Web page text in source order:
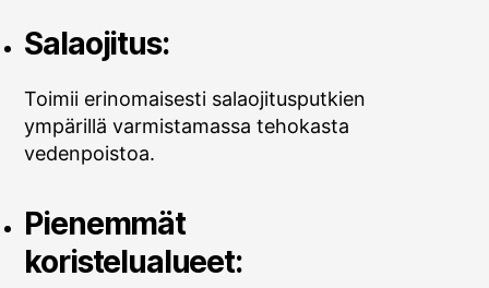
Salaojitus:
Toimii erinomaisesti salaojitusputkien
ympärillä varmistamassa tehokasta
vedenpoistoa.
Pienemmät
koristelualueet: